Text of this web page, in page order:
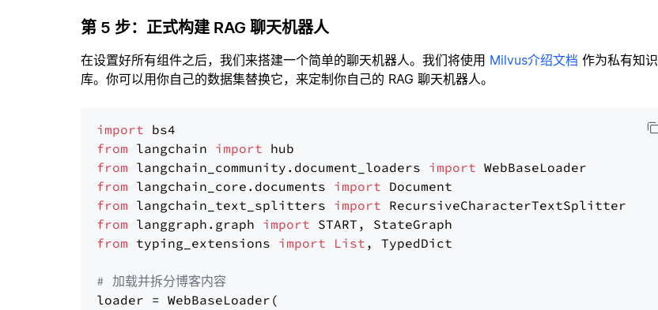
第 5 步：正式构建 RAG 聊天机器人
在设置好所有组件之后，我们来搭建一个简单的聊天机器人。我们将使用 Milvus介绍文档 作为私有知识
库。你可以用你自己的数据集替换它，来定制你自己的 RAG 聊天机器人。
import
from langchain import
from langchain_community.document_loaders import
from langchain_core.documents import
from langchain_text_splitters import
from langgraph.graph import
from typing_extensions import List , TypedDict
# 加载并拆分博客内容
loader = WebBaseLoader(